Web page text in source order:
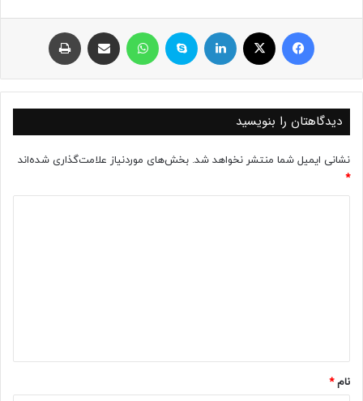
فیسبوک ایکس لینکداین اسکایپ واتس آپ اشتراک با ایمیل
دیدگاهتان را بنویسید
نشانی ایمیل شما منتشر نخواهد شد. بخش‌های موردنیاز علامت‌گذاری شده‌اند
*
نام*